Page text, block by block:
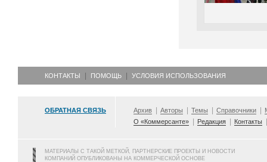
КОНТАКТЫ ПОМОЩЬ УСЛОВИЯ ИСПОЛЬЗОВАНИЯ
ОБРАТНАЯ СВЯЗЬ Архив Авторы Темы Справочники
О «Коммерсанте»
Редакция Контакты
МАТЕРИАЛЫ С ТАКОЙ МЕТКОЙ, ПАРТНЕРСКИЕ ПРОЕКТЫ И НОВОСТИ
КОМПАНИЙ ОПУБЛИКОВАНЫ НА КОММЕРЧЕСКОЙ ОСНОВЕ